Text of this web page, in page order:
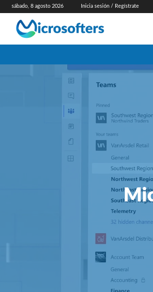
sábado, 8 agosto 2026 Inicia sesión / Regístrate